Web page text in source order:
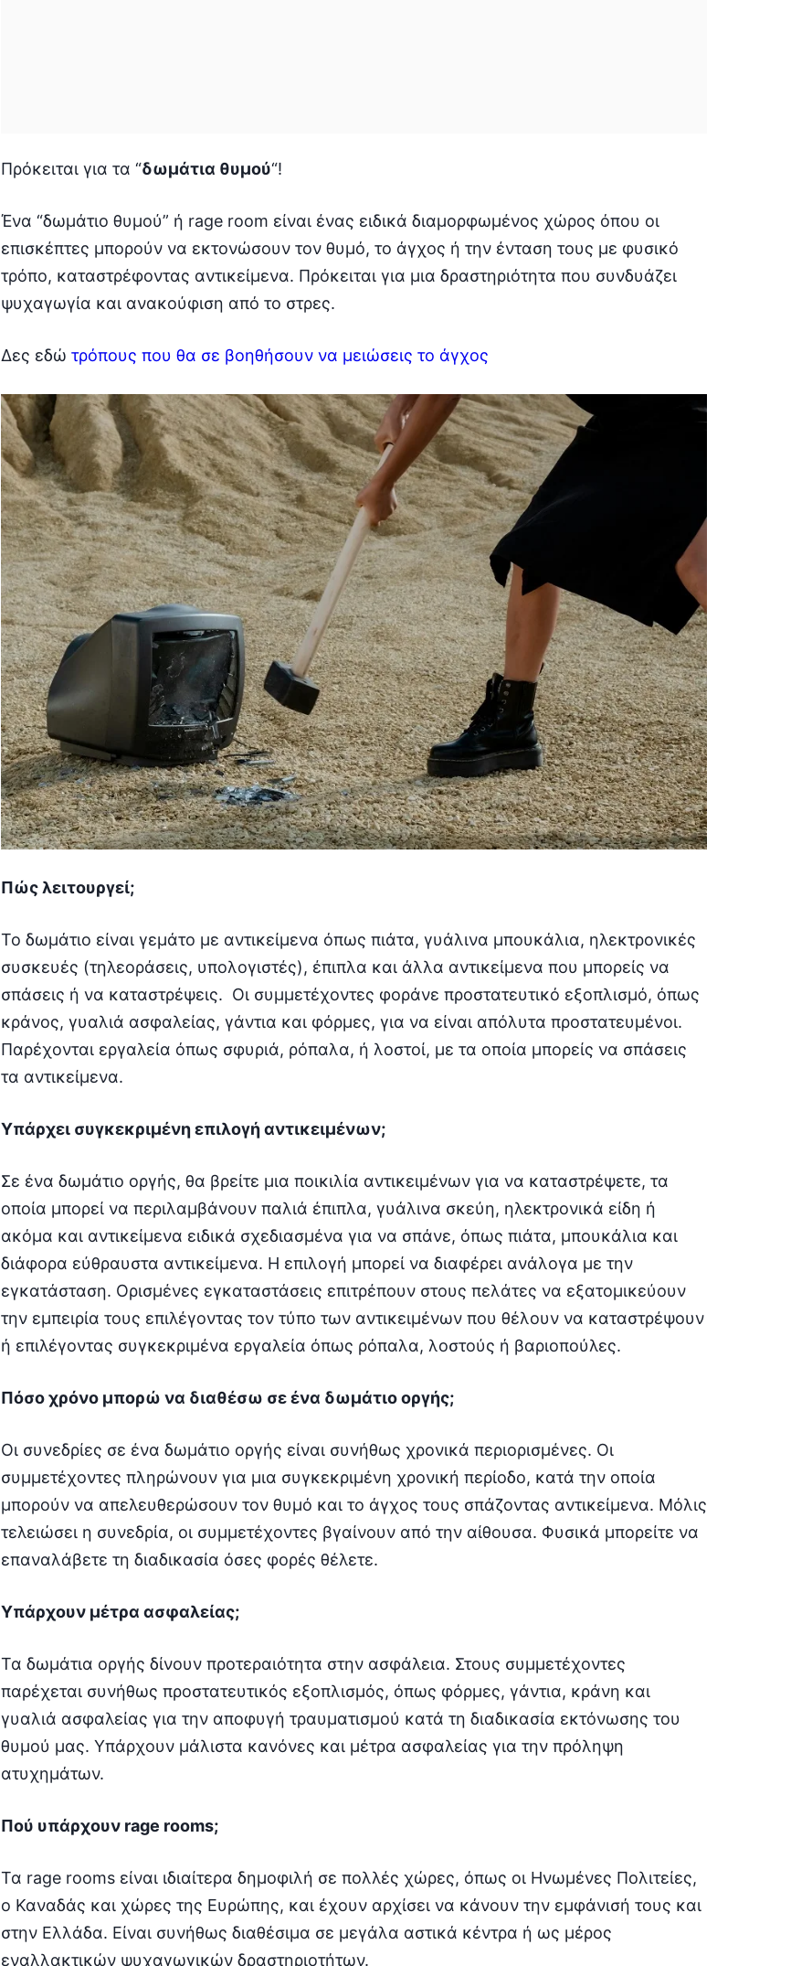
Πρόκειται για τα “δωμάτια θυμού“!
Ένα “δωμάτιο θυμού” ή rage room είναι ένας ειδικά διαμορφωμένος χώρος όπου οι
επισκέπτες μπορούν να εκτονώσουν τον θυμό, το άγχος ή την ένταση τους με φυσικό
τρόπο, καταστρέφοντας αντικείμενα. Πρόκειται για μια δραστηριότητα που συνδυάζει
ψυχαγωγία και ανακούφιση από το στρες.
Δες εδώ τρόπους που θα σε βοηθήσουν να μειώσεις το άγχος
Πώς λειτουργεί;
Το δωμάτιο είναι γεμάτο με αντικείμενα όπως πιάτα, γυάλινα μπουκάλια, ηλεκτρονικές
συσκευές (τηλεοράσεις, υπολογιστές), έπιπλα και άλλα αντικείμενα που μπορείς να
σπάσεις ή να καταστρέψεις. Οι συμμετέχοντες φοράνε προστατευτικό εξοπλισμό, όπως
κράνος, γυαλιά ασφαλείας, γάντια και φόρμες, για να είναι απόλυτα προστατευμένοι.
Παρέχονται εργαλεία όπως σφυριά, ρόπαλα, ή λοστοί, με τα οποία μπορείς να σπάσεις
τα αντικείμενα.
Υπάρχει συγκεκριμένη επιλογή αντικειμένων;
Σε ένα δωμάτιο οργής, θα βρείτε μια ποικιλία αντικειμένων για να καταστρέψετε, τα
οποία μπορεί να περιλαμβάνουν παλιά έπιπλα, γυάλινα σκεύη, ηλεκτρονικά είδη ή
ακόμα και αντικείμενα ειδικά σχεδιασμένα για να σπάνε, όπως πιάτα, μπουκάλια και
διάφορα εύθραυστα αντικείμενα. Η επιλογή μπορεί να διαφέρει ανάλογα με την
εγκατάσταση. Ορισμένες εγκαταστάσεις επιτρέπουν στους πελάτες να εξατομικεύουν
την εμπειρία τους επιλέγοντας τον τύπο των αντικειμένων που θέλουν να καταστρέψουν
ή επιλέγοντας συγκεκριμένα εργαλεία όπως ρόπαλα, λοστούς ή βαριοπούλες.
Πόσο χρόνο μπορώ να διαθέσω σε ένα δωμάτιο οργής;
Οι συνεδρίες σε ένα δωμάτιο οργής είναι συνήθως χρονικά περιορισμένες. Οι
συμμετέχοντες πληρώνουν για μια συγκεκριμένη χρονική περίοδο, κατά την οποία
μπορούν να απελευθερώσουν τον θυμό και το άγχος τους σπάζοντας αντικείμενα. Μόλις
τελειώσει η συνεδρία, οι συμμετέχοντες βγαίνουν από την αίθουσα. Φυσικά μπορείτε να
επαναλάβετε τη διαδικασία όσες φορές θέλετε.
Υπάρχουν μέτρα ασφαλείας;
Τα δωμάτια οργής δίνουν προτεραιότητα στην ασφάλεια. Στους συμμετέχοντες
παρέχεται συνήθως προστατευτικός εξοπλισμός, όπως φόρμες, γάντια, κράνη και
γυαλιά ασφαλείας για την αποφυγή τραυματισμού κατά τη διαδικασία εκτόνωσης του
θυμού μας. Υπάρχουν μάλιστα κανόνες και μέτρα ασφαλείας για την πρόληψη
ατυχημάτων.
Πού υπάρχουν rage rooms;
Τα rage rooms είναι ιδιαίτερα δημοφιλή σε πολλές χώρες, όπως οι Ηνωμένες Πολιτείες,
ο Καναδάς και χώρες της Ευρώπης, και έχουν αρχίσει να κάνουν την εμφάνισή τους και
στην Ελλάδα. Είναι συνήθως διαθέσιμα σε μεγάλα αστικά κέντρα ή ως μέρος
εναλλακτικών ψυχαγωγικών δραστηριοτήτων.